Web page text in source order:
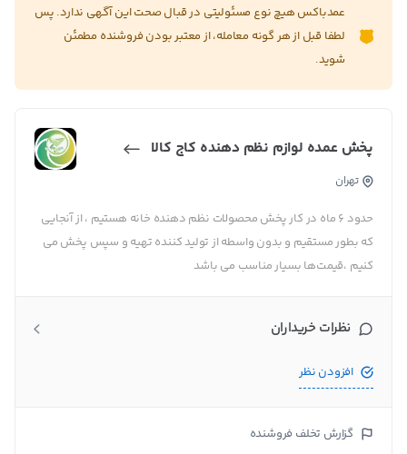
عمدباکس هیچ نوع مسئولیتی در قبال صحت این آگهی ندارد. پس
لطفا قبل از هر گونه معامله، از معتبر بودن فروشنده مطمئن
شوید.
پخش عمده لوازم نظم دهنده کاج کالا
تهران
حدود ۶ ماه در کار پخش محصولات نظم دهنده خانه هستیم ، از آنجایی
که بطور مستقیم و بدون واسطه از تولید کننده تهیه و سپس پخش می
کنیم ،قیمت‌ها بسیار مناسب می باشد
نظرات خریداران
افزودن نظر
گزارش تخلف فروشنده